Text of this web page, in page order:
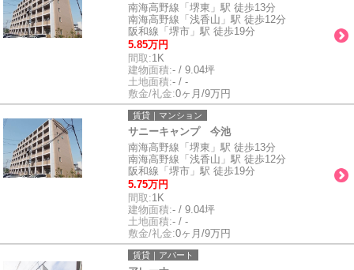
南海高野線「堺東」駅 徒歩13分
南海高野線「浅香山」駅 徒歩12分
阪和線「堺市」駅 徒歩19分
5.85万円
間取:1K
建物面積:- / 9.04坪
土地面積:- / -
敷金/礼金:0ヶ月/9万円
賃貸｜マンション
サニーキャンプ 今池
南海高野線「堺東」駅 徒歩13分
南海高野線「浅香山」駅 徒歩12分
阪和線「堺市」駅 徒歩19分
5.75万円
間取:1K
建物面積:- / 9.04坪
土地面積:- / -
敷金/礼金:0ヶ月/9万円
賃貸｜アパート